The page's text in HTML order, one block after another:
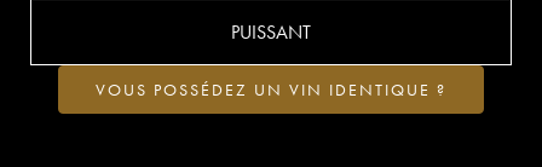
PUISSANT
VOUS POSSÉDEZ UN VIN IDENTIQUE ?